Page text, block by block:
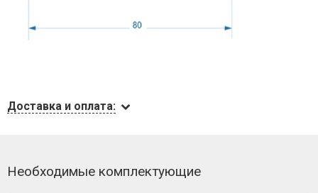
Доставка и оплата:
Необходимые комплектующие